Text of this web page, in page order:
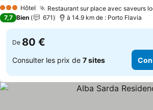
3 ÉtoilesHôtel Restaurant sur place avec saveurs
7,7 Bien 671 à 14.9 km de : Porto Flavia
De 80 €
Consulter les prix de 7 sites